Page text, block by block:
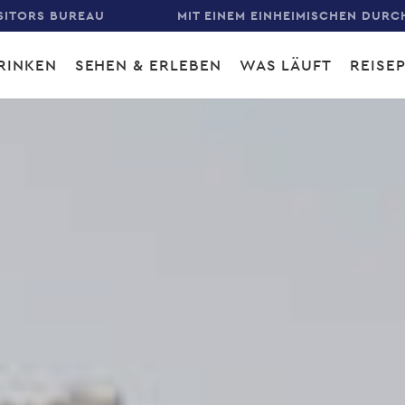
BUREAU MIT EINEM EINHEIMISCHEN
SEHEN & ERLEBEN WAS LÄUFT